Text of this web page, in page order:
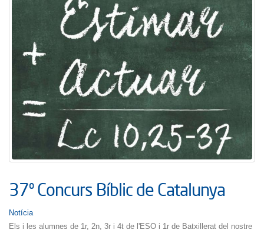
37º Concurs Bíblic de Catalunya
Notícia
Els i les alumnes de 1r, 2n, 3r i 4t de l'ESO i 1r de Batxillerat del nostre